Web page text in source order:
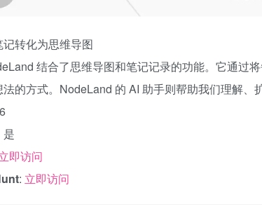
记转化为思维导图
结合了思维导图和笔记记录的功能。它通过
的方式。NodeLand 的 AI 助手则帮助我们理解、
是
即访问
: 立即访问